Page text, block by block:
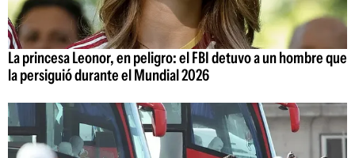
La princesa Leonor, en peligro: el FBI detuvo a un hombre que
la persiguió durante el Mundial 2026